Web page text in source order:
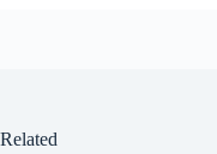
Related